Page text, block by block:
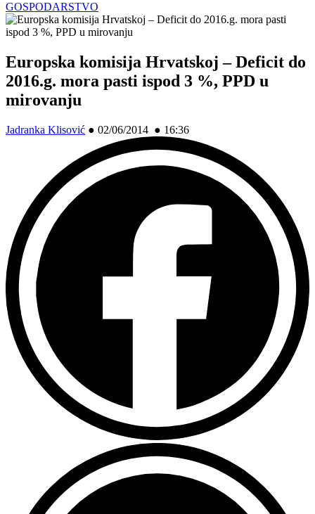
GOSPODARSTVO
Europska komisija Hrvatskoj – Deficit do
2016.g. mora pasti ispod 3 %, PPD u
mirovanju
Jadranka Klisović ● 02/06/2014 ● 16:36